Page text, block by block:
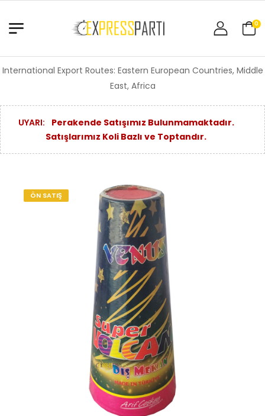
0
International Export Routes: Eastern European Countries, Middle
East, Africa
UYARI:
Perakende Satışımız Bulunmamaktadır.
Satışlarımız Koli Bazlı ve Toptandır.
ÖN SATIŞ